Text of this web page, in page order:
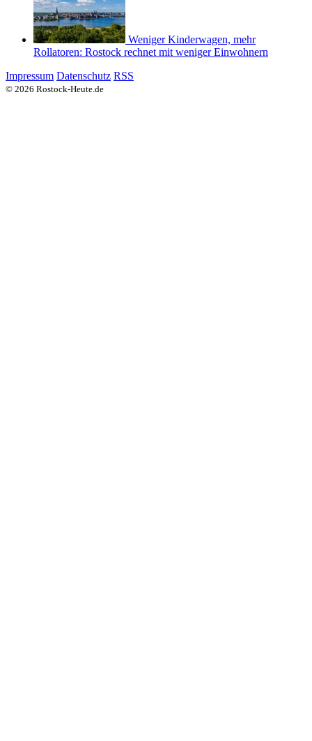
Weniger Kinderwagen, mehr
Rollatoren: Rostock rechnet mit weniger Einwohnern
Impressum Datenschutz RSS
© 2026 Rostock-Heute.de